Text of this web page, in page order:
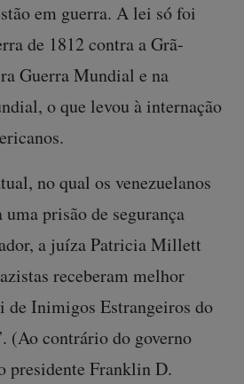
em guerra. A lei só foi
de 1812 contra a Grã-
Guerra Mundial e na
o que levou à internação
no qual os venezuelanos
prisão de segurança
a juíza Patricia Millett
receberam melhor
de Inimigos Estrangeiros do
(Ao contrário do governo
presidente Franklin D.